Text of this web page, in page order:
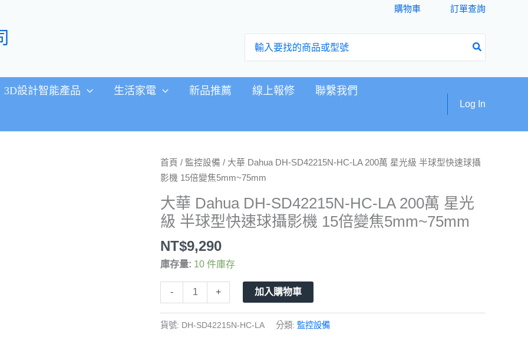
購物車 訂單查詢
3D設計智能產品 生活家電 新品推薦 線上報修 聯繫我們
Log In
首頁 / 監控設備 / 大華 Dahua DH-SD42215N-HC-LA 200萬 星光級 半球型快速球攝
影機 15倍變焦5mm~75mm
大華 Dahua DH-SD42215N-HC-LA 200萬 星光
級 半球型快速球攝影機 15倍變焦5mm~75mm
NT$9,290
庫存量: 10 件庫存
-
大
華
DH-
SD42215N-
LA
200
萬
光
級
+ 加入購物車
貨號: DH-SD42215N-HC-LA 分類: 監控設備